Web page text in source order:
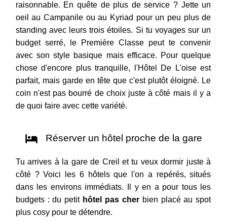
raisonnable. En quête de plus de service ? Jette un
oeil au Campanile ou au Kyriad pour un peu plus de
standing avec leurs trois étoiles. Si tu voyages sur un
budget serré, le Première Classe peut te convenir
avec son style basique mais efficace. Pour quelque
chose d'encore plus tranquille, l'Hôtel De L'oise est
parfait, mais garde en tête que c'est plutôt éloigné. Le
coin n'est pas bourré de choix juste à côté mais il y a
de quoi faire avec cette variété.
Réserver un hôtel proche de la gare
Tu arrives à la gare de Creil et tu veux dormir juste à
côté ? Voici les 6 hôtels que l'on a repérés, situés
dans les environs immédiats. Il y en a pour tous les
budgets : du petit hôtel pas cherbien placé au spot
plus cosy pour te détendre.